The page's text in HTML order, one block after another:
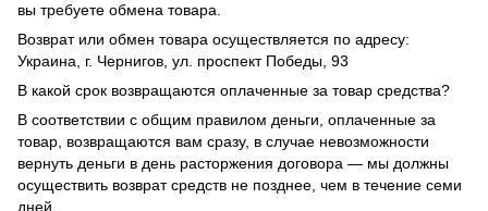
вы требуете обмена товара.
Возврат или обмен товара осуществляется по адресу:
Украина, г. Чернигов, ул. проспект Победы, 93
В какой срок возвращаются оплаченные за товар средства?
В соответствии с общим правилом деньги, оплаченные за
товар, возвращаются вам сразу, в случае невозможности
вернуть деньги в день расторжения договора — мы должны
осуществить возврат средств не позднее, чем в течение семи
дней.